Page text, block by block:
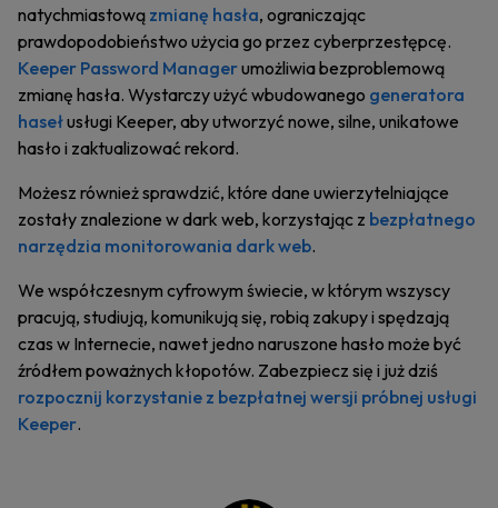
natychmiastową zmianę hasła, ograniczając
prawdopodobieństwo użycia go przez cyberprzestępcę.
Keeper Password Managerumożliwia bezproblemową
zmianę hasła. Wystarczy użyć wbudowanego generatora
hasełusługi Keeper, aby utworzyć nowe, silne, unikatowe
hasło i zaktualizować rekord.
Możesz również sprawdzić, które dane uwierzytelniające
zostały znalezione w dark web, korzystając z bezpłatnego
narzędzia monitorowania dark web.
We współczesnym cyfrowym świecie, w którym wszyscy
pracują, studiują, komunikują się, robią zakupy i spędzają
czas w Internecie, nawet jedno naruszone hasło może być
źródłem poważnych kłopotów. Zabezpiecz się i już dziś
rozpocznij korzystanie z bezpłatnej wersji próbnej usługi
Keeper.